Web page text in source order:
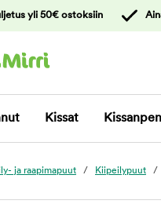
yli 50€ ostoksiin
Kissat
ja raapimapuut Kiipeilypuut